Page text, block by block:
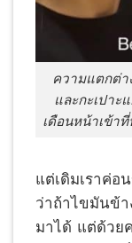
ความแตกต่า
และกะเปาะ
เดือนหน้าเข้า
แต่เดิมเราค่อ
ว่าถ้าไขมันข้า
มาได้ แต่ด้วย